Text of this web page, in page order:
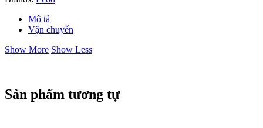
lượng
Mô tả
Vận chuyển
Show More Show Less
Sản phẩm tương tự